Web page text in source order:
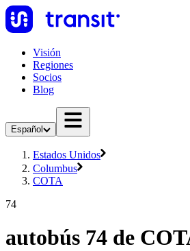
Visión
Regiones
Socios
Blog
Español
Estados Unidos
Columbus
COTA
74
autobús 74 de